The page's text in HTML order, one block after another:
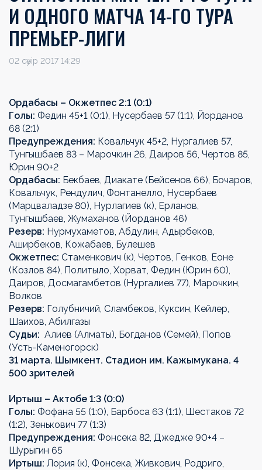
И ОДНОГО МАТЧА 14-ГО ТУРА
ПРЕМЬЕР-ЛИГИ
02 сәуір 2017 14:29
Ордабасы – Окжетпес 2:1 (0:1)
Голы: Федин 45+1 (0:1), Нусербаев 57 (1:1), Йорданов
68 (2:1)
Предупреждения: Ковальчук 45+2, Нургалиев 57,
Тунгышбаев 83 – Марочкин 26, Даиров 56, Чертов 85,
Юрин 90+2
Ордабасы: Бекбаев, Диакате (Бейсенов 66), Бочаров,
Ковальчук, Рендулич, Фонтанелло, Нусербаев
(Марцваладзе 80), Нурлагиев (к), Ерланов,
Тунгышбаев, Жумаханов (Йорданов 46)
Резерв: Нурмухаметов, Абдулин, Адырбеков,
Аширбеков, Кожабаев, Булешев
Окжетпес: Стаменкович (к), Чертов, Генков, Еоне
(Козлов 84), Политыло, Хорват, Федин (Юрин 60),
Даиров, Досмагамбетов (Нургалиев 77), Марочкин,
Волков
Резерв: Голубничий, Сламбеков, Куксин, Кейлер,
Шаихов, Абилгазы
Судьи: Алиев (Алматы), Богданов (Семей), Попов
(Усть-Каменогорск)
31 марта. Шымкент. Стадион им. Кажымукана. 4
500 зрителей
Иртыш – Актобе 1:3 (0:0)
Голы: Фофана 55 (1:0), Барбоса 63 (1:1), Шестаков 72
(1:2), Зенькович 77 (1:3)
Предупреждения: Фонсека 82, Джедже 90+4 –
Шурыгин 65
Иртыш: Лория (к), Фонсека, Живкович, Родриго,